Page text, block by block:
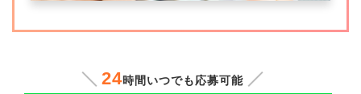
24時間いつでも応募可能